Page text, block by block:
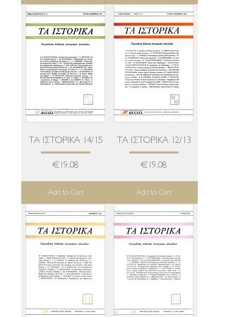
ΤΑ ΙΣΤΟΡΙΚΑ 14/15
Price
€19.08
Add to Cart
ΤΑ ΙΣΤΟΡΙΚΑ 12/13
Price
€19.08
Add to Cart